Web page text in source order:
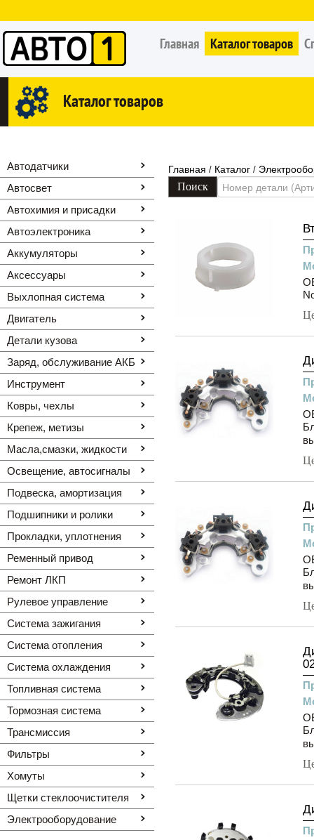
Главная Каталог товаров
Каталог товаров
Автодатчики
Автосвет
Автохимия и присадки
Автоэлектроника
Аккумуляторы
Аксессуары
Выхлопная система
Двигатель
Детали кузова
Заряд, обслуживание АКБ
Инструмент
Ковры, чехлы
Крепеж, метизы
Масла,смазки, жидкости
Освещение, автоcигналы
Подвеска, амортизация
Подшипники и ролики
Прокладки, уплотнения
Ременный привод
Ремонт ЛКП
Рулевое управление
Система зажигания
Система отопления
Система охлаждения
Топливная система
Тормозная система
Трансмиссия
Фильтры
Хомуты
Щетки стеклоочистителя
Электрооборудование
Главная / Каталог /